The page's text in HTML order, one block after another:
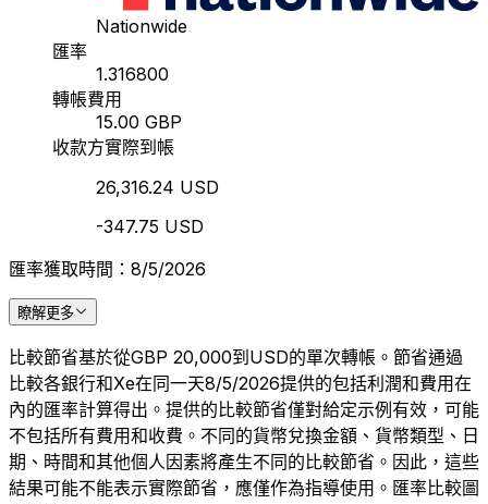
Nationwide
匯率
1.316800
轉帳費用
15.00 GBP
收款方實際到帳
26,316.24 USD
-347.75 USD
匯率獲取時間：8/5/2026
瞭解更多
比較節省基於從GBP 20,000到USD的單次轉帳。節省通過
比較各銀行和Xe在同一天8/5/2026提供的包括利潤和費用在
內的匯率計算得出。提供的比較節省僅對給定示例有效，可能
不包括所有費用和收費。不同的貨幣兌換金額、貨幣類型、日
期、時間和其他個人因素將產生不同的比較節省。因此，這些
結果可能不能表示實際節省，應僅作為指導使用。匯率比較圖